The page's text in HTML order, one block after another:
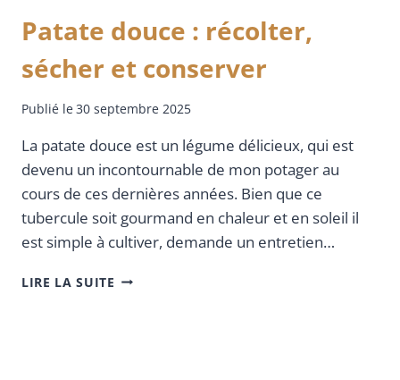
Patate douce : récolter,
sécher et conserver
Publié le30 septembre 2025
La patate douce est un légume délicieux, qui est
devenu un incontournable de mon potager au
cours de ces dernières années. Bien que ce
tubercule soit gourmand en chaleur et en soleil il
est simple à cultiver, demande un entretien…
LIRE LA SUITE